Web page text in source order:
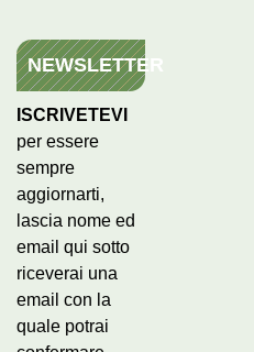
NEWSLETTER
ISCRIVETEVI
per essere
sempre
aggiornarti,
lascia nome ed
email qui sotto
riceverai una
email con la
quale potrai